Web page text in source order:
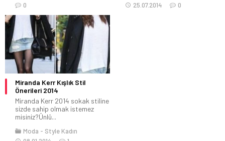
0
25.07.2014
0
Miranda Kerr Kışlık Stil
Önerileri 2014
Miranda Kerr 2014 sokak stiline
sizde sahip olmak istemez
misiniz?Ünlü...
Moda
Style Kadın